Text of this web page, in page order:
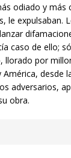
odiado y
le expulsaban.
caso de ello;
llorado por
desde
adversarios,
obra.